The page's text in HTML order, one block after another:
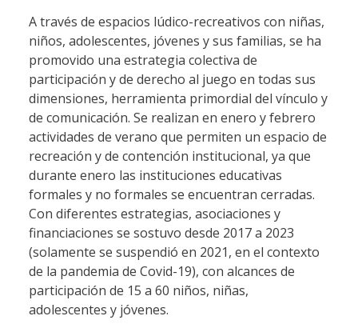
A través de espacios lúdico-recreativos con niñas,
niños, adolescentes, jóvenes y sus familias, se ha
promovido una estrategia colectiva de
participación y de derecho al juego en todas sus
dimensiones, herramienta primordial del vínculo y
de comunicación. Se realizan en enero y febrero
actividades de verano que permiten un espacio de
recreación y de contención institucional, ya que
durante enero las instituciones educativas
formales y no formales se encuentran cerradas.
Con diferentes estrategias, asociaciones y
financiaciones se sostuvo desde 2017 a 2023
(solamente se suspendió en 2021, en el contexto
de la pandemia de Covid-19), con alcances de
participación de 15 a 60 niños, niñas,
adolescentes y jóvenes.